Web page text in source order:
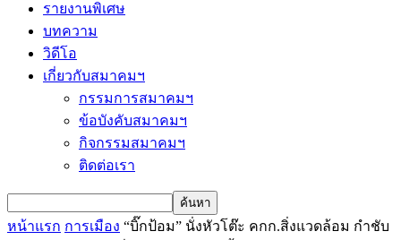
รายงานพิเศษ
บทความ
วิดีโอ
เกี่ยวกับสมาคมฯ
กรรมการสมาคมฯ
ข้อบังคับสมาคมฯ
กิจกรรมสมาคมฯ
ติดต่อเรา
หน้าแรก การเมือง “บิ๊กป้อม” นั่งหัวโต๊ะ คกก.สิ่งแวดล้อม กำชับ